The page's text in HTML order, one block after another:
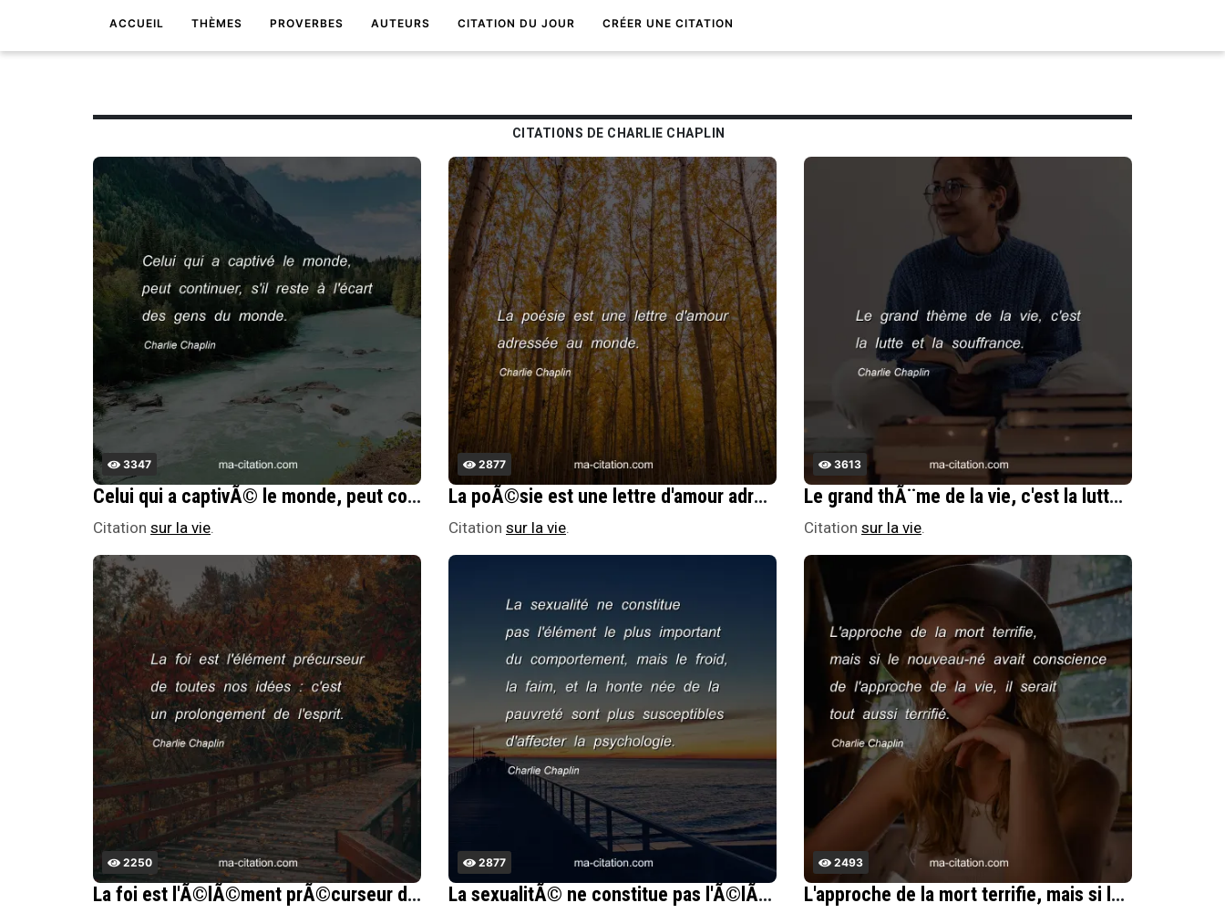
ACCUEIL THÈMES PROVERBES AUTEURS CITATION DU JOUR CRÉER UNE CITATION
CITATIONS DE CHARLIE CHAPLIN
3347
Celui qui a captivÃ© le monde, peut continuer, s'il reste Ã l'Ã©cart des gens du monde.
Citation sur la vie.
2877
La poÃ©sie est une lettre d'amour adressÃ©e au monde.
Citation sur la vie.
3613
Le grand thÃ¨me de la vie, c'est la lutte et la souffrance.
Citation sur la vie.
2250
La foi est l'Ã©lÃ©ment prÃ©curseur de toutes nos idÃ©es : c'est un prolongement de l'esprit.
2877
La sexualitÃ© ne constitue pas l'Ã©lÃ©ment le plus important du comportement, mais le froid, la faim, et la honte nÃ©e de la pauvretÃ© sont plus susceptibles d'affecter la psychologie.
2493
L'approche de la mort terrifie, mais si le nouveau-nÃ© avait conscience de l'approche de la vie, il serait tout aussi terrifiÃ©.